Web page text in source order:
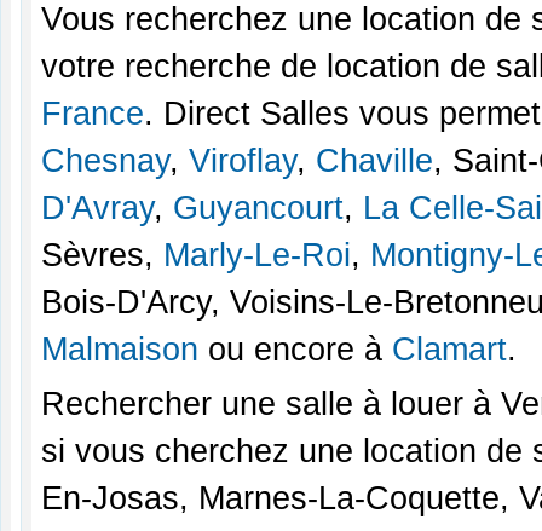
Vous recherchez une location de
votre recherche de location de
France. Direct Salles vous
Chesnay, Viroflay, Chaville,
D'Avray, Guyancourt, La Celle-
Sèvres, Marly-Le-Roi, Montigny-
Bois-D'Arcy, Voisins-Le-
Malmaison ou encore à Clamart.
Rechercher une salle à louer à
si vous cherchez une location de
En-Josas, Marnes-La-Coquette,